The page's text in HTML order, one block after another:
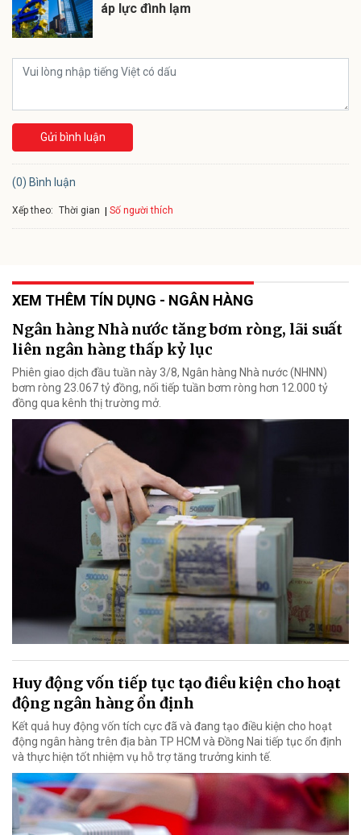
áp lực đình lạm
Gửi bình luận
(0) Bình luận
Xếp theo: Thời gian Số người thích
XEM THÊM TÍN DỤNG - NGÂN HÀNG
Ngân hàng Nhà nước tăng bơm ròng, lãi suất
liên ngân hàng thấp kỷ lục
Phiên giao dịch đầu tuần này 3/8, Ngân hàng Nhà nước (NHNN)
bơm ròng 23.067 tỷ đồng, nối tiếp tuần bơm ròng hơn 12.000 tỷ
đồng qua kênh thị trường mở.
Huy động vốn tiếp tục tạo điều kiện cho hoạt
động ngân hàng ổn định
Kết quả huy động vốn tích cực đã và đang tạo điều kiện cho hoạt
động ngân hàng trên địa bàn TP HCM và Đồng Nai tiếp tục ổn định
và thực hiện tốt nhiệm vụ hỗ trợ tăng trưởng kinh tế.